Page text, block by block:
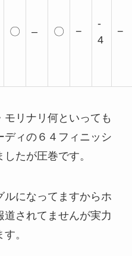
〇 – 〇 −
-
4
−
モリナリ 何といっても
ディの６４フィニッシ
たが圧巻です。
ルになってますから ホ
道されてませんが実力
。